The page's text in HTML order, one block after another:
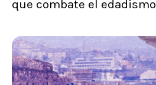
que combate el edadismo